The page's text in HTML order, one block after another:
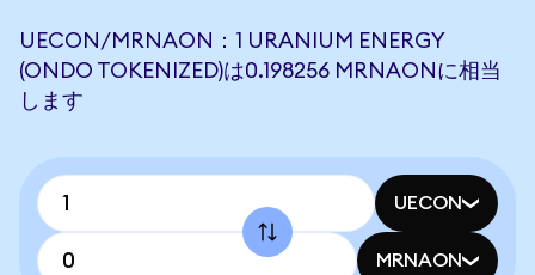
UECON/MRNAON：1 URANIUM ENERGY
(ONDO TOKENIZED)は0.198256 MRNAONに相当
します
UECON
MRNAON